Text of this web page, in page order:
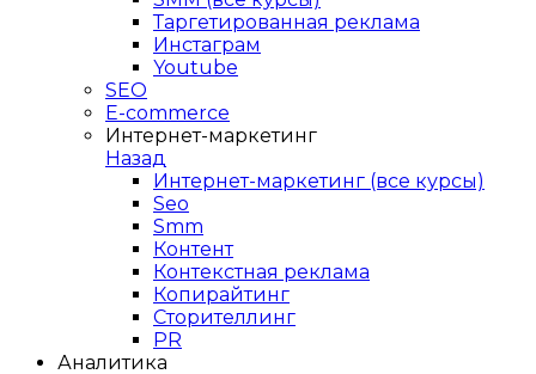
Таргетированная реклама
Инстаграм
Youtube
SEO
E-сommerce
Интернет-маркетинг
Назад
Интернет-маркетинг (все курсы)
Seo
Smm
Контент
Контекстная реклама
Копирайтинг
Сторителлинг
PR
Аналитика